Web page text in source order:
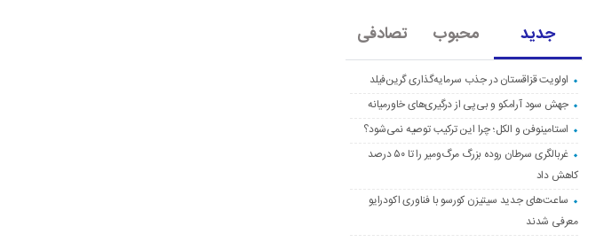
جدید محبوب تصادفی
اولویت قزاقستان در جذب سرمایه‌گذاری گرین‌فیلد
جهش سود آرامکو و بی‌پی از درگیری‌های خاورمیانه
استامینوفن و الکل؛ چرا این ترکیب توصیه نمی‌شود؟
غربالگری سرطان روده بزرگ مرگ‌ومیر را تا ۵۰ درصد
کاهش داد
ساعت‌های جدید سیتیزن کورسو با فناوری اکودرایو
معرفی شدند